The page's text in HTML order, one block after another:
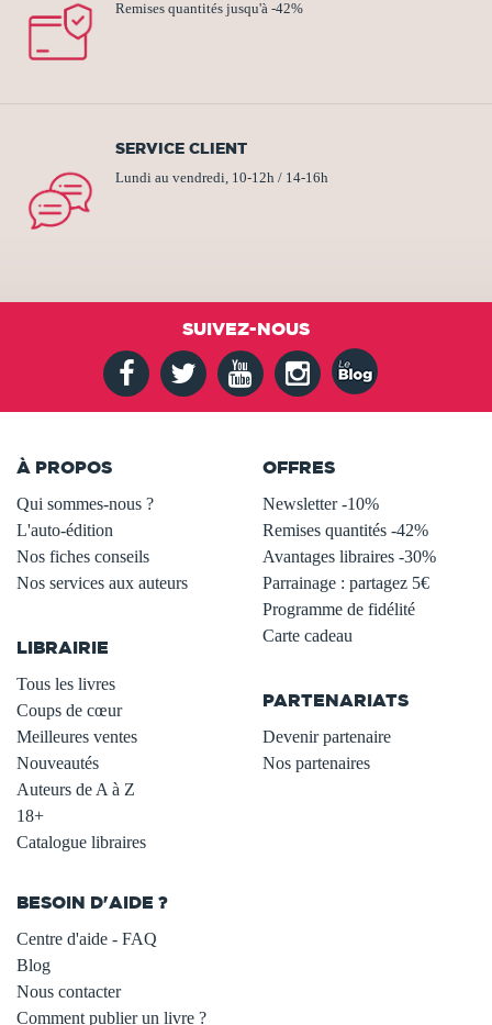
Remises quantités jusqu'à -42%
SERVICE CLIENT
Lundi au vendredi, 10-12h / 14-16h
SUIVEZ-NOUS
À PROPOS
Qui sommes-nous ?
L'auto-édition
Nos fiches conseils
Nos services aux auteurs
LIBRAIRIE
Tous les livres
Coups de cœur
Meilleures ventes
Nouveautés
Auteurs de A à Z
18+
Catalogue libraires
OFFRES
Newsletter -10%
Remises quantités -42%
Avantages libraires -30%
Parrainage : partagez 5€
Programme de fidélité
Carte cadeau
PARTENARIATS
Devenir partenaire
Nos partenaires
BESOIN D'AIDE ?
Centre d'aide - FAQ
Blog
Nous contacter
Comment publier un livre ?